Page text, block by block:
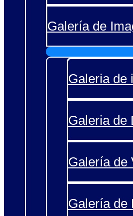
Galería de
Galeria de
Galeria de
Galería de
Galería de